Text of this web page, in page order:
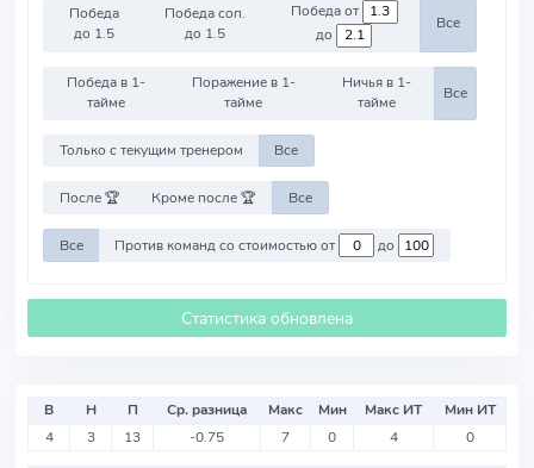
Победа
до 1.5
Победа соп.
до 1.5
Победа от
до
Все
Победа в 1-
тайме
Поражение в 1-
тайме
Ничья в 1-
тайме
Все
Только с текущим тренером Все
После 🏆 Кроме после 🏆 Все
Все Против команд со стоимостью от до
Статистика обновлена
В Н П Ср. разница Макс Мин Макс ИТ
Мин ИТ
4
3 13 -0.75 7 0 4 0